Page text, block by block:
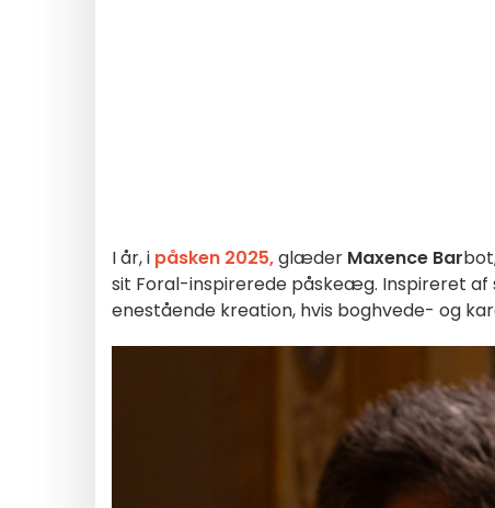
I år, i påsken 2025,glæder Maxence Bar
sit Foral-inspirerede påskeæg. Inspireret af
enestående kreation, hvis boghvede- og